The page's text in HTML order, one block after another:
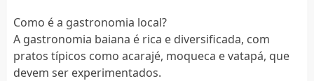
Como é a gastronomia local?
A gastronomia baiana é rica e diversificada, com
pratos típicos como acarajé, moqueca e vatapá, que
devem ser experimentados.